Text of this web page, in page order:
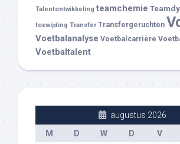
Talentontwikkeling teamchemie
toewijding Transfer Transfergeruchten
Voetbalanalyse Voetbalcarrière
Voetbaltalent
augustus 2026
M
D W D V